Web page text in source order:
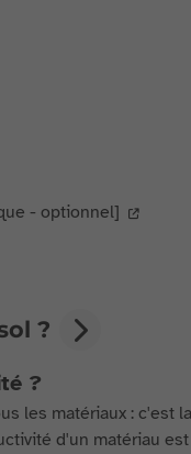
- optionnel]
?
?
les matériaux : c'est
d'un matériau